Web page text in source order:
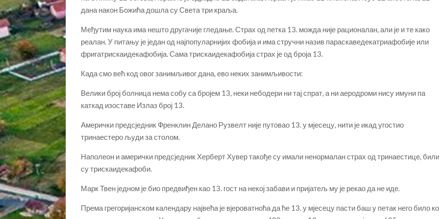
дана након Божића дошла су Света три краља.
Међутим наука има нешто другачије гледање. Страх од петка 13. можда није рационалан, али је и те како
реалан. У питању је један од најпопуларнијих фобија и има стручни назив параскаведекатриафобије или
фригатрискаидекафобија. Сама трискаидекафобија страх је од броја 13.
Када смо већ код овог занимљивог дана, ево неких занимљивости:
Велики број болница нема собу са бројем 13, неки небодери ни тај спрат, а ни аеродроми нису имуни па
каткад изоставе Излаз број 13.
Амерички предсједник Френклин Делано Рузвелт није путовао 13. у мјесецу, нити је икад угостио
тринаестеро људи за столом.
Наполеон и амерички предсједник Херберт Хувер такође су имали ненормалан страх од тринаестице,
су трискаидекафоби.
Марк Твен једном је био предвиђен као 13. гост на некој забави и пријатељ му је рекао да не иде.
Према грегоријанском календару највећа је вјероватноћа да ће 13. у мјесецу пасти баш у петак него било